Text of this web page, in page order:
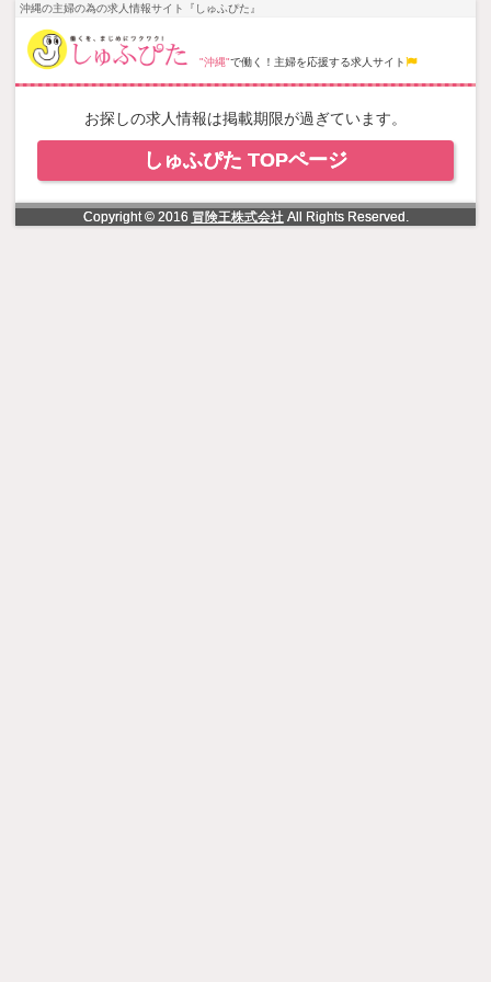
NowLoading
沖縄の主婦の為の求人情報サイト『しゅふぴた』
"沖縄"で働く！主婦を応援する求人サイト
お探しの求人情報は掲載期限が過ぎています。
しゅふぴた TOPページ
Copyright © 2016 冒険王株式会社All Rights Reserved.